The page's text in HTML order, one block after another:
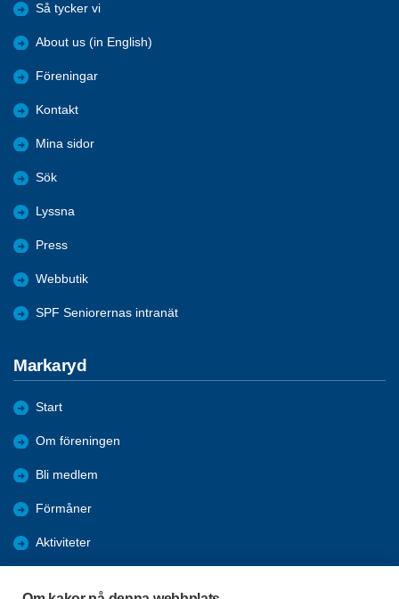
Så tycker vi
About us (in English)
Föreningar
Kontakt
Mina sidor
Sök
Lyssna
Press
Webbutik
SPF Seniorernas intranät
Markaryd
Start
Om föreningen
Bli medlem
Förmåner
Aktiviteter